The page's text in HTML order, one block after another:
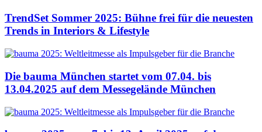
TrendSet Sommer 2025: Bühne frei für die neuesten
Trends in Interiors & Lifestyle
Die bauma München startet vom 07.04. bis
13.04.2025 auf dem Messegelände München